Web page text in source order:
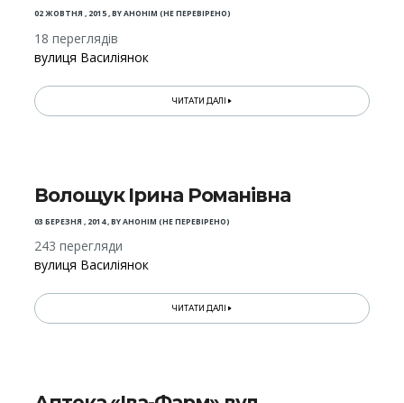
02 ЖОВТНЯ , 2015,BYАНОНІМ (НЕ ПЕРЕВІРЕНО)
18 переглядів
вулиця Василіянок
ЧИТАТИ ДАЛІ
Волощук Ірина Романівна
03 БЕРЕЗНЯ , 2014,BYАНОНІМ (НЕ ПЕРЕВІРЕНО)
243 перегляди
вулиця Василіянок
ЧИТАТИ ДАЛІ